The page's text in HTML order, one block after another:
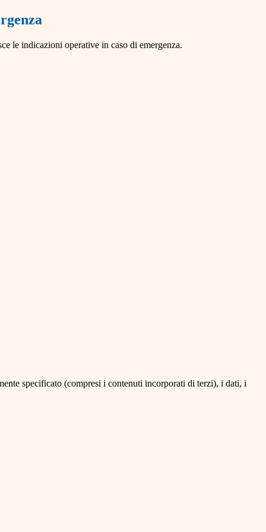
le indicazioni operative in caso di emergenza.
specificato (compresi i contenuti incorporati di terzi), i dati, i